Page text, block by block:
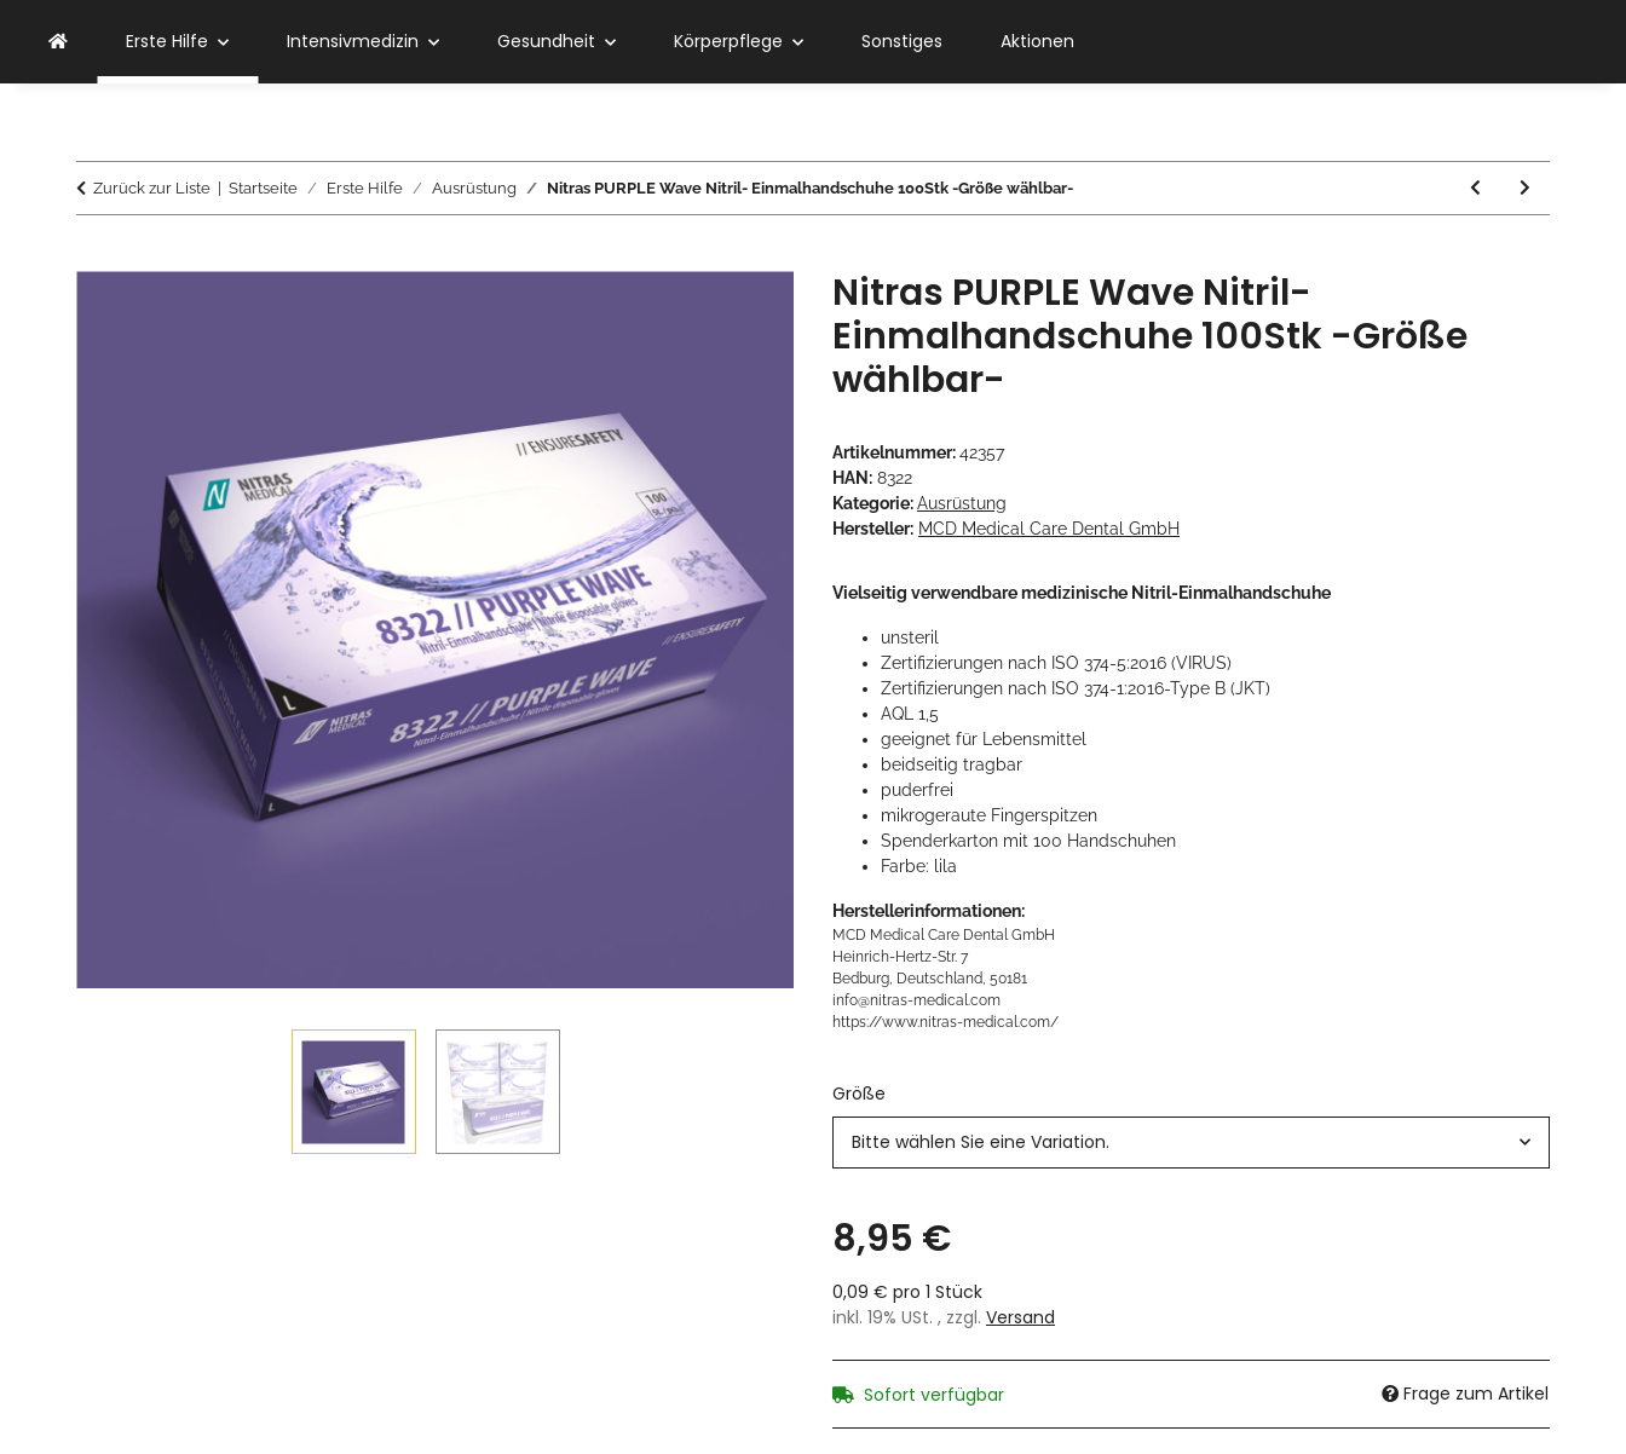
Erste Hilfe Intensivmedizin Gesundheit Körperpflege Sonstiges Aktionen
Zurück zur Liste Startseite Erste Hilfe Ausrüstung Nitras PURPLE Wave Nitril- Einmalhandschuhe 100Stk -Größe wählbar-
Nitras PURPLE Wave Nitril-
Einmalhandschuhe 100Stk -Größe
wählbar-
Artikelnummer:42357
HAN: 8322
Kategorie:Ausrüstung
Hersteller: MCD Medical Care Dental GmbH
Vielseitig verwendbare medizinische Nitril-Einmalhandschuhe
unsteril
Zertifizierungen nach ISO 374-5:2016 (VIRUS)
Zertifizierungen nach ISO 374-1:2016-Type B (JKT)
AQL 1,5
geeignet für Lebensmittel
beidseitig tragbar
puderfrei
mikrogeraute Fingerspitzen
Spenderkarton mit 100 Handschuhen
Farbe: lila
Herstellerinformationen:
MCD Medical Care Dental GmbH
Heinrich-Hertz-Str. 7
Bedburg, Deutschland, 50181
info@nitras-medical.com
https://www.nitras-medical.com/
Größe
Bitte wählen Sie eine Variation.
8,95 €
0,09 € pro 1 Stück
inkl. 19% USt. , zzgl. Versand
Sofort verfügbar Frage zum Artikel